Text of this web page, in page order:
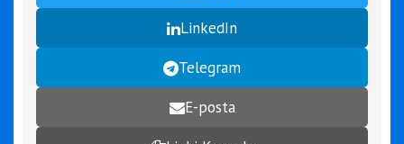
LinkedIn
Telegram
E-posta